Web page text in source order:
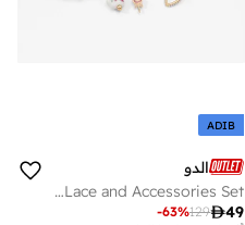
ADIB
الدو
GIRLIE Shoe Lace and Accessories Set
49
129
-63%